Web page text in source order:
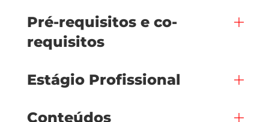
Pré-requisitos e co-
requisitos
Estágio Profissional
Conteúdos